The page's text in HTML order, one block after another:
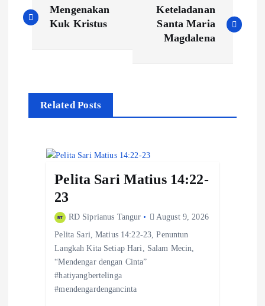
o
n
a
Mengenakan
Kuk Kristus
Keteladanan
Santa Maria
Magdalena
Related Posts
Pelita Sari Matius 14:22-
23
RD Siprianus Tangur August 9, 2026
Pelita Sari, Matius 14:22-23, Penuntun
Langkah Kita Setiap Hari, Salam Mecin,
“Mendengar dengan Cinta”
#hatiyangbertelinga
#mendengardengancinta